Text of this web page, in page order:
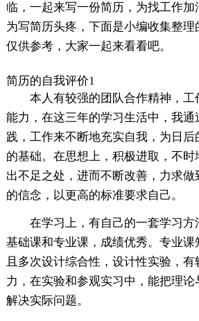
临，一起来写一份简历，为找工作
为写简历头疼，下面是小编收集整理
仅供参考，大家一起来看看吧。
简历的自我评价1
本人有较强的团队合作精神，
能力，在这三年的学习生活中，我
践，工作来不断地充实自我，为日
的基础。在思想上，积极进取，不
出不足之处，进而不断改善，力求做
的信念，以更高的标准要求自己。
在学习上，有自己的一套学习方
基础课和专业课，成绩优秀。专业课
且多次设计综合性，设计性实验，
力，在实验和参观实习中，能把理论
解决实际问题。